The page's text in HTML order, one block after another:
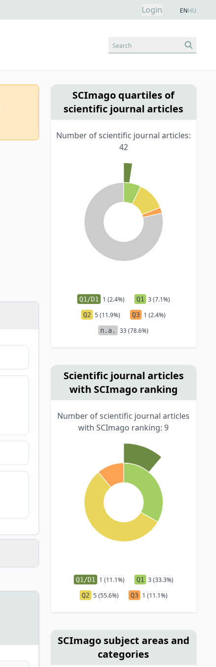
Login ENHU
Search
SCImago quartiles of
scientific journal articles
Number of scientific journal articles:
42
Q1/D1 1 (2.4%) Q1 3 (7.1%)
Q2 5 (11.9%) Q3 1 (2.4%)
n.a. 33 (78.6%)
Scientific journal articles
with SCImago ranking
Number of scientific journal articles
with SCImago ranking: 9
Q1/D1 1 (11.1%) Q1 3 (33.3%)
Q2 5 (55.6%) Q3 1 (11.1%)
SCImago subject areas and
categories